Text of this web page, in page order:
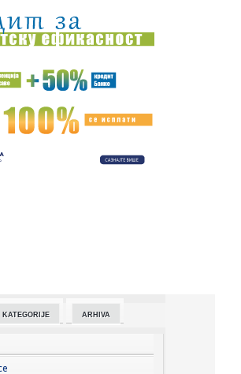
na današnji datum, 7. avgust
tradiciju, opet časti najmlađe navijače
e-Power prešao 1980 km s jednim
Još jedan toplotni talas, cela Italija pod
ko je Baba: "Vidim da ga svi hvale"
7. avgust
KATEGORIJE ARHIVA